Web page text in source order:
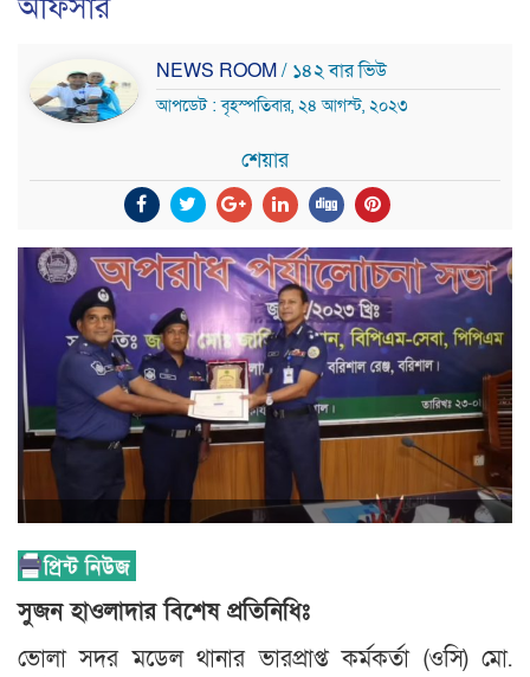
অফিসার
NEWS ROOM/ ১৪২ বার ভিউ
আপডেট : বৃহস্পতিবার, ২৪ আগস্ট, ২০২৩
শেয়ার
সুজন হাওলাদার বিশেষ প্রতিনিধিঃ
ভোলা সদর মডেল থানার ভারপ্রাপ্ত কর্মকর্তা (ওসি) মো.